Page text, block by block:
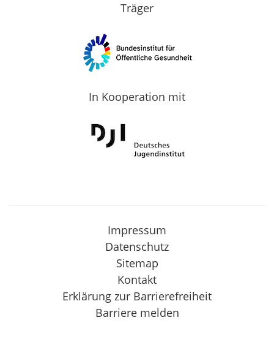
Träger
In Kooperation mit
Impressum
Datenschutz
Sitemap
Kontakt
Erklärung zur Barrierefreiheit
Barriere melden